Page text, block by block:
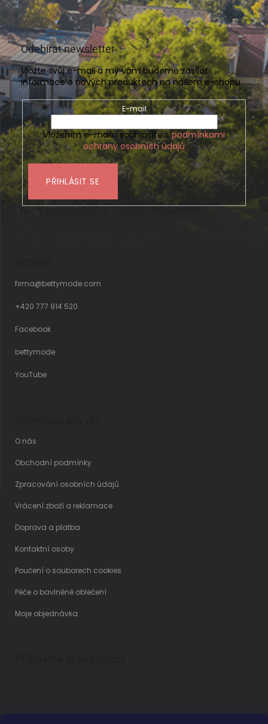
Odebírat newsletter
Vložte svůj e-mail a my vám budeme zasílat
informace o nových produktech na našem e-shopu.
E-mail
Vložením e-mailu souhlasíte spodmínkami
ochrany osobních údajů
PŘIHLÁSIT SE
firma@bettymode.com
+420 777 914 520
Facebook
bettymode
YouTube
O nás
Obchodní podmínky
Zpracování osobních údajů
Vrácení zboží a reklamace
Doprava a platba
Kontaktní osoby
Poučení o souborech cookies
Péče o bavlněné oblečení
Moje objednávka